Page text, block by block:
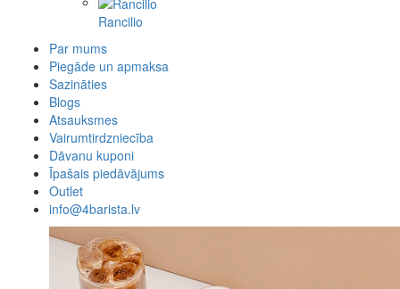
Rancilio
Par mums
Piegāde un apmaksa
Sazināties
Blogs
Atsauksmes
Vairumtirdzniecība
Dāvanu kuponi
Īpašais piedāvājums
Outlet
info@4barista.lv